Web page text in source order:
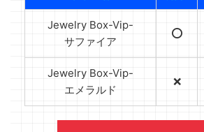
Jewelry Box-Vip-
サファイア
⭕️
Jewelry Box-Vip-
エメラルド
❌